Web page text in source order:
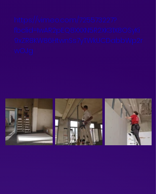
https://vimeo.com/725573227?
fbclid=IwAR2pEQ8XXXN5R2XK31X8OSyKi
9xZR8KW86HtwnSs7yTWkUCDabbWp2r
wOJg